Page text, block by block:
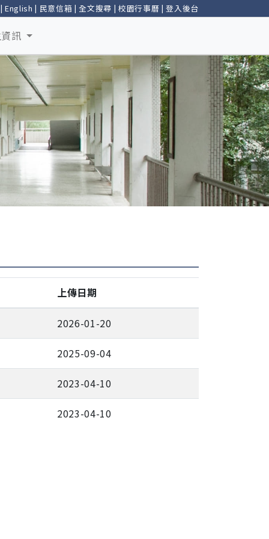
English | 民意信箱 |全文搜尋 | 校園行事曆 |登入後台
訊
上傳日期
2026-01-20
2025-09-04
2023-04-10
2023-04-10